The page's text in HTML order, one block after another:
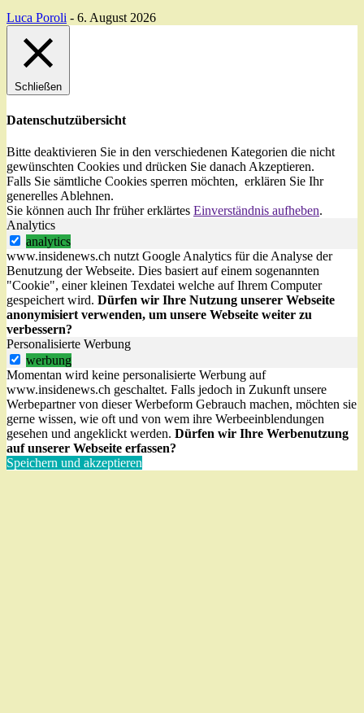
Luca Poroli - 6. August 2026
Schließen
Datenschutzübersicht
Bitte deaktivieren Sie in den verschiedenen Kategorien die nicht
gewünschten Cookies und drücken Sie danach Akzeptieren.
Falls Sie sämtliche Cookies sperren möchten, erklären Sie Ihr
generelles Ablehnen.
Sie können auch Ihr früher erklärtes Einverständnis aufheben.
Analytics
analytics
www.insidenews.ch nutzt Google Analytics für die Analyse der
Benutzung der Webseite. Dies basiert auf einem sogenannten
"Cookie", einer kleinen Texdatei welche auf Ihrem Computer
gespeichert wird. Dürfen wir Ihre Nutzung unserer Webseite
anonymisiert verwenden, um unsere Webseite weiter zu
verbessern?
Personalisierte Werbung
werbung
Momentan wird keine personalisierte Werbung auf
www.insidenews.ch geschaltet. Falls jedoch in Zukunft unsere
Werbepartner von dieser Werbeform Gebrauch machen, möchten sie
gerne wissen, wie oft und von wem ihre Werbeeinblendungen
gesehen und angeklickt werden. Dürfen wir Ihre Werbenutzung
auf unserer Webseite erfassen?
Speichern und akzeptieren